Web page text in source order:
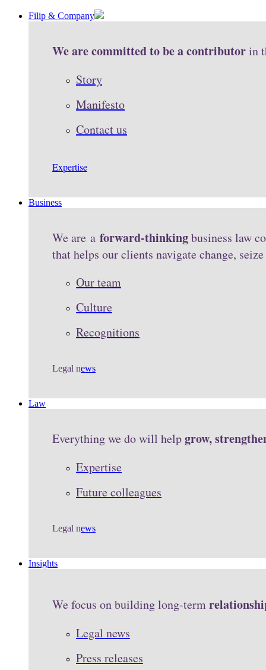
Filip & Company
We are committed to be a contributorin
Story
Manifesto
Contact us
Expertise
Business
We are a forward-thinkingbusiness law
that helps our clients navigate change,
Our team
Culture
Recognitions
Legal news
Law
Everything we do will helpgrow,
Expertise
Future colleagues
Legal news
Insights
We focus on building long-term
Legal news
Press releases